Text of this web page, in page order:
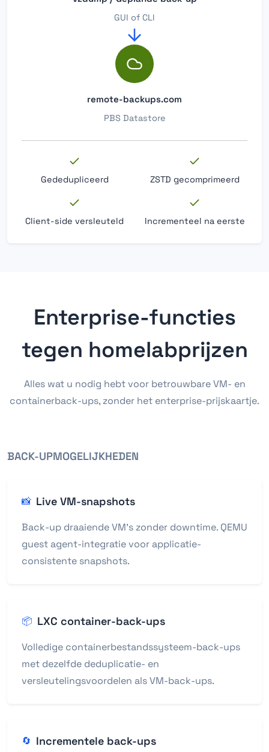
GUI of CLI
remote-backups.com
PBS Datastore
Gededupliceerd ZSTD gecomprimeerd
Client-side versleuteld Incrementeel na eerste
Enterprise-functies
tegen homelabprijzen
Alles wat u nodig hebt voor betrouwbare VM- en
containerback-ups, zonder het enterprise-prijskaartje.
BACK-UPMOGELIJKHEDEN
📸 Live VM-snapshots
Back-up draaiende VM's zonder downtime. QEMU
guest agent-integratie voor applicatie-
consistente snapshots.
📦 LXC container-back-ups
Volledige containerbestandssysteem-back-ups
met dezelfde deduplicatie- en
versleutelingsvoordelen als VM-back-ups.
🔄 Incrementele back-ups